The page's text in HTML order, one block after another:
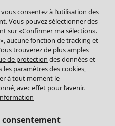
consentez à l’utilisation des
Vous pouvez sélectionner des
sur «Confirmer ma sélection».
aucune fonction de tracking et
trouverez de plus amples
de protection des données et
les paramètres des cookies,
à tout moment le
avec effet pour l’avenir.
consentement